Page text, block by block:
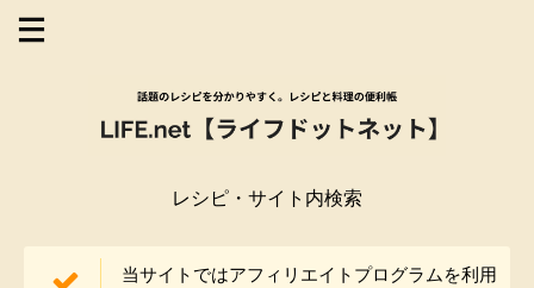
レシピ・サイト内検索
当サイトではアフィリエイトプログラムを利用